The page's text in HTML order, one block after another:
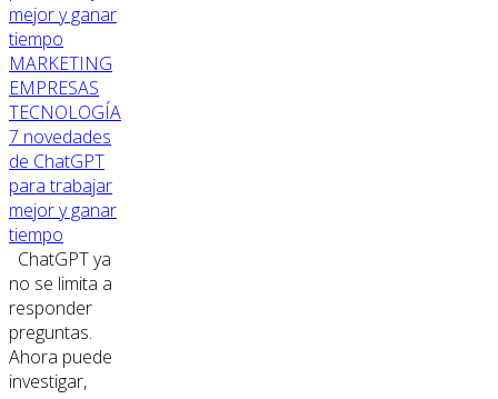
MARKETING
EMPRESAS
TECNOLOGÍA
7 novedades
de ChatGPT
para trabajar
mejor y ganar
tiempo
ChatGPT ya
no se limita a
responder
preguntas.
Ahora puede
investigar,